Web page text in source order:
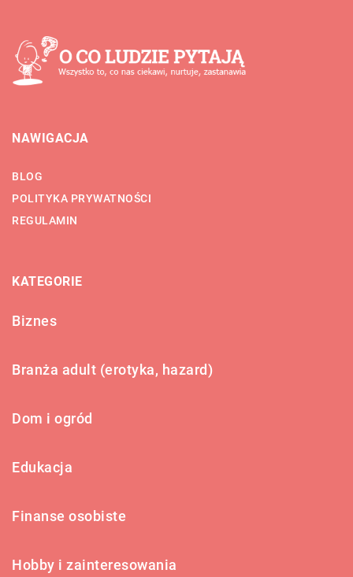
NAWIGACJA
BLOG
POLITYKA PRYWATNOŚCI
REGULAMIN
KATEGORIE
Biznes
Branża adult (erotyka, hazard)
Dom i ogród
Edukacja
Finanse osobiste
Hobby i zainteresowania